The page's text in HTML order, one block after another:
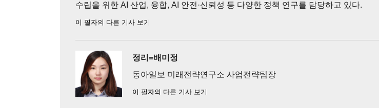
수립을 위한 AI 산업, 융합, AI 안전·신뢰성 등 다양한 정책 연구를 담당하고 있다.
이 필자의 다른 기사 보기
정리=배미정
동아일보 미래전략연구소 사업전략팀장
이 필자의 다른 기사 보기